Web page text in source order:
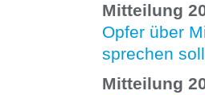
Mitteilung
Opfer über
sprechen
Mitteilung